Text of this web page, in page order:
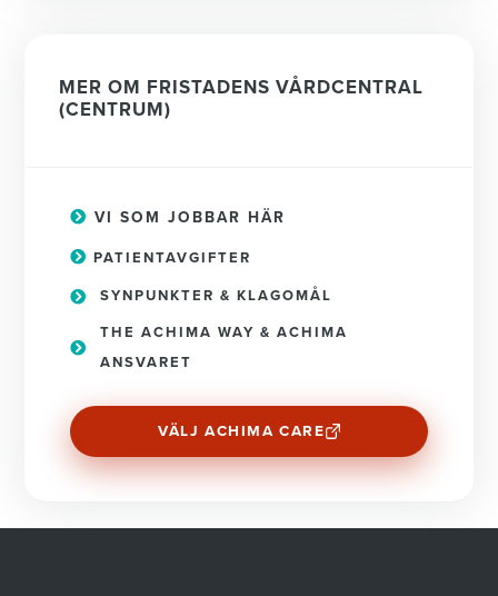
MER OM FRISTADENS VÅRDCENTRAL
(CENTRUM)
VI SOM JOBBAR HÄR
PATIENTAVGIFTER
SYNPUNKTER & KLAGOMÅL
THE ACHIMA WAY & ACHIMA
ANSVARET
VÄLJ ACHIMA CARE